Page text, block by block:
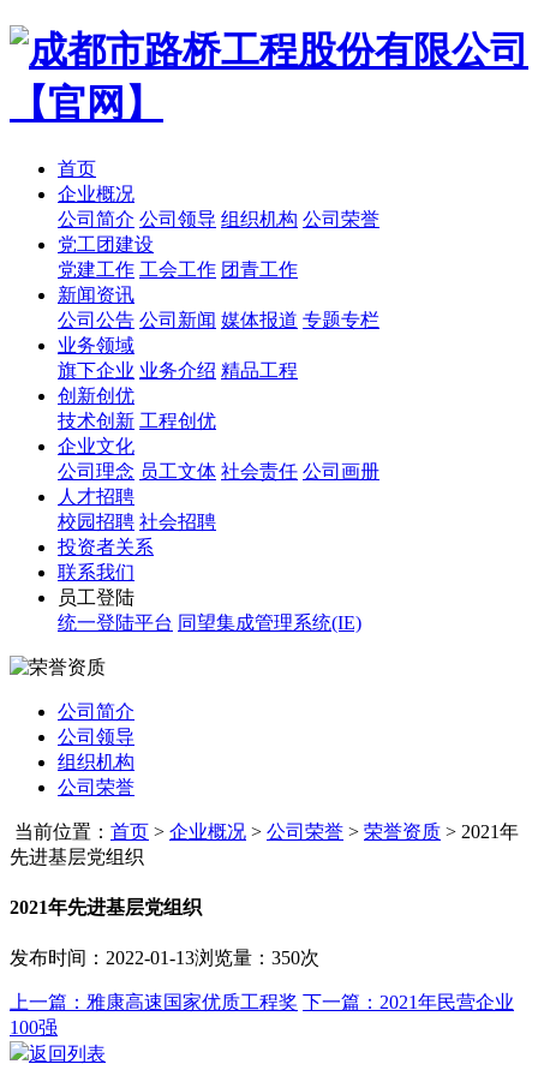
首页
企业概况
公司简介 公司领导 组织机构 公司荣誉
党工团建设
党建工作 工会工作 团青工作
新闻资讯
公司公告 公司新闻 媒体报道 专题专栏
业务领域
旗下企业 业务介绍 精品工程
创新创优
技术创新 工程创优
企业文化
公司理念 员工文体 社会责任 公司画册
人才招聘
校园招聘 社会招聘
投资者关系
联系我们
员工登陆
统一登陆平台 同望集成管理系统(IE)
公司简介
公司领导
组织机构
公司荣誉
当前位置： 首页 > 企业概况 > 公司荣誉 > 荣誉资质 > 2021年
先进基层党组织
2021年先进基层党组织
发布时间：2022-01-13浏览量：350次
上一篇：雅康高速国家优质工程奖 下一篇：2021年民营企业
100强
返回列表